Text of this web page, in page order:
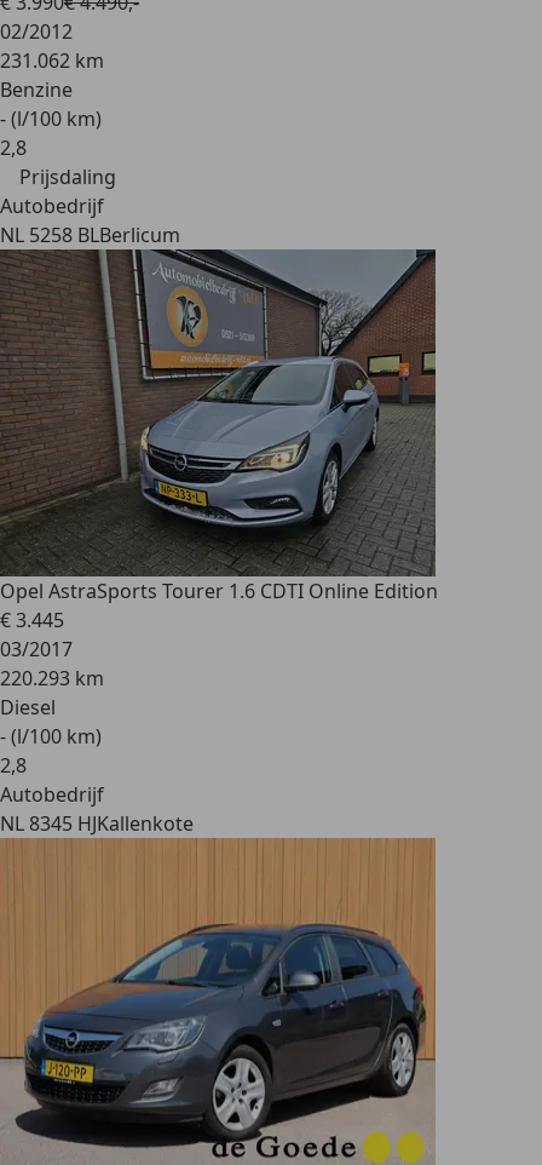
02/2012
231.062 km
Benzine
- (l/100 km)
2,8
Prijsdaling
Autobedrijf
NL 5258 BLBerlicum
Opel AstraSports Tourer 1.6 CDTI Online Edition
€ 3.445
03/2017
220.293 km
Diesel
- (l/100 km)
2,8
Autobedrijf
NL 8345 HJKallenkote